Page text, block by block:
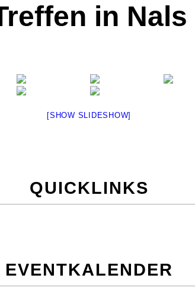
in Nals
[SHOW SLIDESHOW]
QUICKLINKS
EVENTKALENDER